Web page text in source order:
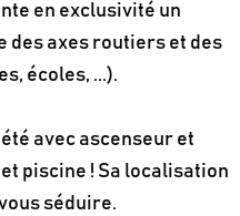
en exclusivité un
des axes routiers et des
écoles, ...).
avec ascenseur et
piscine ! Sa localisation
séduire.